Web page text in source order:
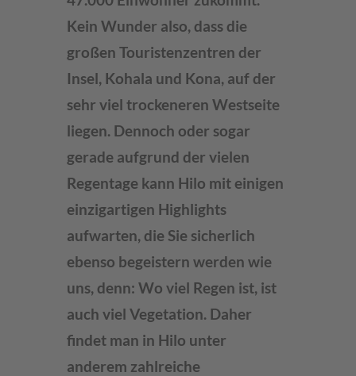
Kein Wunder also, dass die
großen Touristenzentren der
Insel, Kohala und Kona, auf der
sehr viel trockeneren Westseite
liegen. Dennoch oder sogar
gerade aufgrund der vielen
Regentage kann Hilo mit einigen
einzigartigen Highlights
aufwarten, die Sie sicherlich
ebenso begeistern werden wie
uns, denn: Wo viel Regen ist, ist
auch viel Vegetation. Daher
findet man in Hilo unter
anderem zahlreiche